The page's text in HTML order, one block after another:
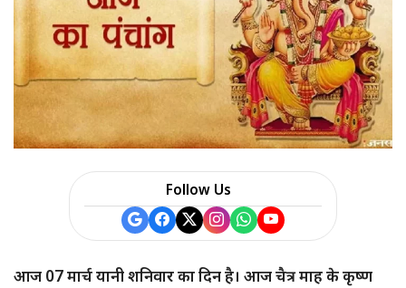
Follow Us
आज 07 मार्च यानी शनिवार का दिन है। आज चैत्र माह के कृष्ण
S
h
a
r